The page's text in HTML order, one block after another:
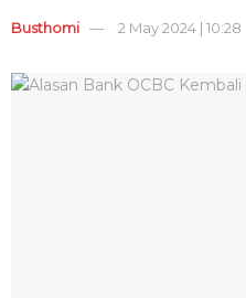
Busthomi 2 May 2024 | 10:28